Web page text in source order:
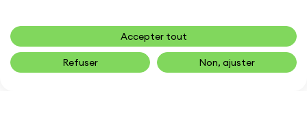
€ AJOUTER AU PANIER
Accepter tout
Refuser Non, ajuster